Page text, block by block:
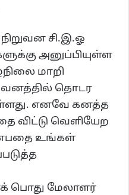
சி.இ.ஓ
அனுப்பியுள்ள
மாறி
தொடர
எனவே கனத்த
விட்டு வெளியேற
உங்கள்
பொது மேலாளர்